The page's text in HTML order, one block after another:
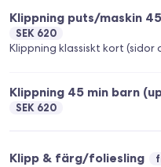
Klippning puts/maskin
SEK 620
Klippning klassiskt kort (sidor
Klippning 45 min barn
SEK 620
Klipp & färg/foliesling